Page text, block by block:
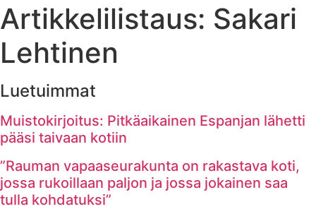
Artikkelilistaus: Sakari
Lehtinen
Luetuimmat
Muistokirjoitus: Pitkäaikainen Espanjan lähetti
pääsi taivaan kotiin
”Rauman vapaaseurakunta on rakastava koti,
jossa rukoillaan paljon ja jossa jokainen saa
tulla kohdatuksi”